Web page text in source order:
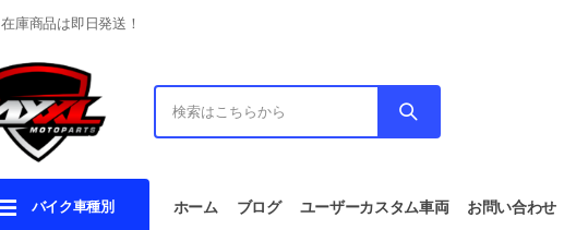
在庫商品は即日発送！
バイク車種別 ホーム ブログ ユーザーカスタム車両 お問い合わせ